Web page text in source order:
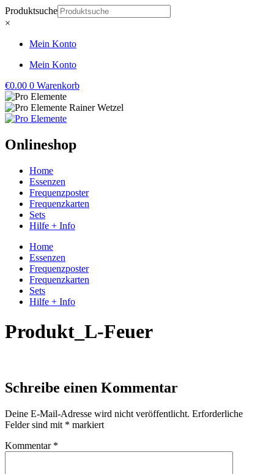
Zum
Inhalt
Produktsuche
×
Mein Konto
Mein Konto
€0.00 0 Warenkorb
Onlineshop
Home
Essenzen
Frequenzposter
Frequenzkarten
Sets
Hilfe + Info
Home
Essenzen
Frequenzposter
Frequenzkarten
Sets
Hilfe + Info
Produkt_L-Feuer
Schreibe einen Kommentar
Deine E-Mail-Adresse wird nicht veröffentlicht. Erforderliche
Felder sind mit * markiert
Kommentar *